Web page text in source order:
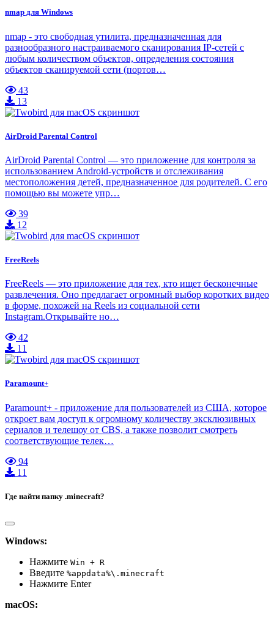
nmap для Windows
nmap - это свободная утилита, предназначенная для
разнообразного настраиваемого сканирования IP-сетей с
любым количеством объектов, определения состояния
объектов сканируемой сети (портов…
43
13
AirDroid Parental Control
AirDroid Parental Control — это приложение для контроля за
использованием Android-устройств и отслеживания
местоположения детей, предназначенное для родителей. С его
помощью вы можете упр…
39
12
FreeReels
FreeReels — это приложение для тех, кто ищет бесконечные
развлечения. Оно предлагает огромный выбор коротких видео
в форме, похожей на Reels из социальной сети
Instagram.Открывайте но…
42
11
Paramount+
Paramount+ - приложение для пользователей из США, которое
откроет вам доступ к огромному количеству эксклюзивных
сериалов и телешоу от CBS, а также позволит смотреть
соответствующие телек…
94
11
Где найти папку .minecraft?
Windows:
Нажмите Win + R
Введите %appdata%\.minecraft
Нажмите Enter
macOS: